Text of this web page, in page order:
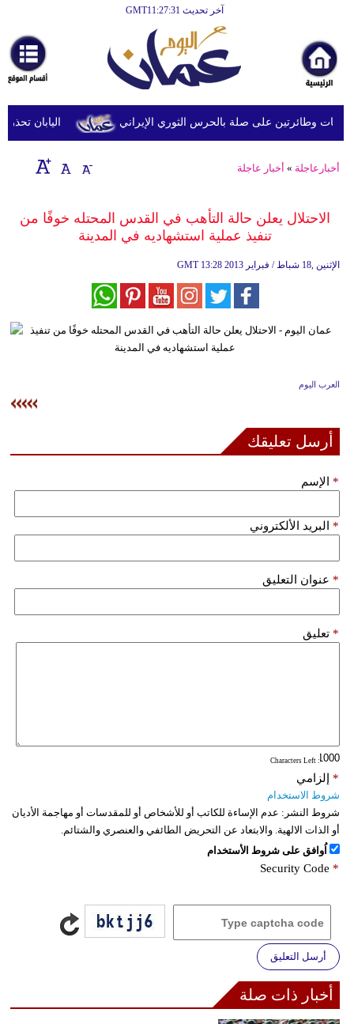
آخر تحديث GMT11:27:31
أخبارعاجلة
رياضة
ثقافة
إقتصاد
وموسيقى
سياحة
ديكور
مرأة
وتكنولوجيا
اليابان تحذر من وطائرتين على صلة بالحرس الثوري الإيراني
أخبارعاجلة » أخبار عاجلة
الاحتلال يعلن حالة التأهب في القدس المحتله خوفًا من
تنفيذ عملية استشهاديه في المدينة
GMT 13:28 2013 الإثنين ,18 شباط / فبراير
العرب اليوم
أرسل تعليقك
الإسم *
البريد الألكتروني *
عنوان التعليق *
تعليق *
: Characters Left
إلزامي *
شروط الاستخدام
شروط النشر: عدم الإساءة للكاتب أو للأشخاص أو للمقدسات أو مهاجمة الأديان
أو الذات الالهية. والابتعاد عن التحريض الطائفي والعنصري والشتائم.
اُوافق على شروط الأستخدام
Security Code *
أرسل التعليق
أخبار ذات صلة